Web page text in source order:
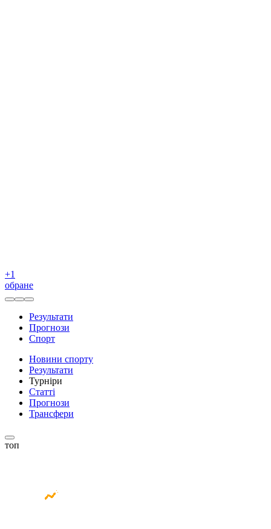
+1
обране
Результати
Прогнози
Спорт
Новини спорту
Результати
Турніри
Статті
Прогнози
Трансфери
топ